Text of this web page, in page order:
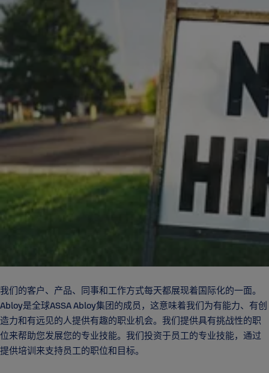
我们的客户、产品、同事和工作方式每天都展现着国际化的一面。
Abloy是全球ASSA Abloy集团的成员，这意味着我们为有能力、有创
造力和有远见的人提供有趣的职业机会。我们提供具有挑战性的职
位来帮助您发展您的专业技能。我们投资于员工的专业技能，通过
提供培训来支持员工的职位和目标。